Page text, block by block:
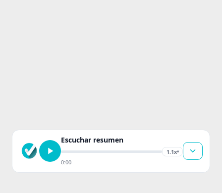
Escuchar resumen
1.1x▾
0:00